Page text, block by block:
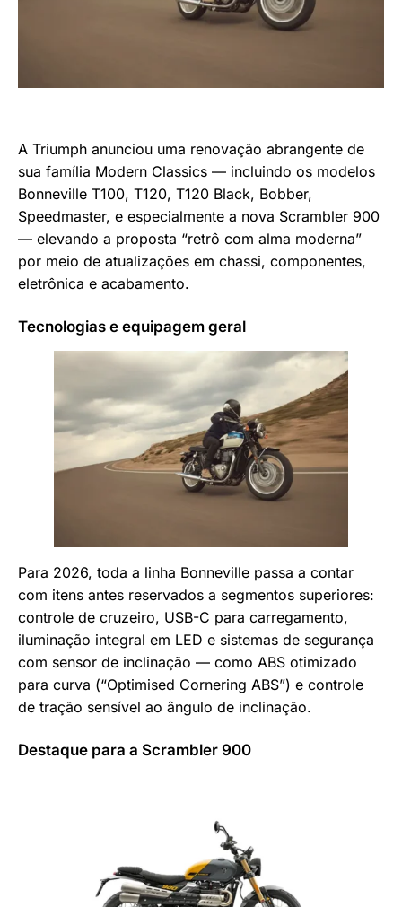
A Triumph anunciou uma renovação abrangente de
sua família Modern Classics — incluindo os modelos
Bonneville T100, T120, T120 Black, Bobber,
Speedmaster, e especialmente a nova Scrambler 900
— elevando a proposta “retrô com alma moderna”
por meio de atualizações em chassi, componentes,
eletrônica e acabamento.
Tecnologias e equipagem geral
Para 2026, toda a linha Bonneville passa a contar
com itens antes reservados a segmentos superiores:
controle de cruzeiro, USB-C para carregamento,
iluminação integral em LED e sistemas de segurança
com sensor de inclinação — como ABS otimizado
para curva (“Optimised Cornering ABS”) e controle
de tração sensível ao ângulo de inclinação.
Destaque para a Scrambler 900